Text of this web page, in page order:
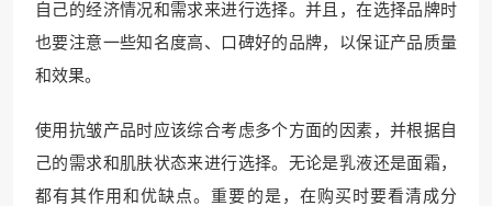
自己的经济情况和需求来进行选择。并且，在选择品牌时
也要注意一些知名度高、口碑好的品牌，以保证产品质量
和效果。
使用抗皱产品时应该综合考虑多个方面的因素，并根据自
己的需求和肌肤状态来进行选择。无论是乳液还是面霜，
都有其作用和优缺点。重要的是，在购买时要看清成分